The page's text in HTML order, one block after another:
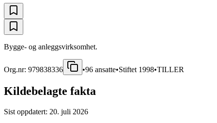
Bygge- og anleggsvirksomhet.
Org.nr: 979838336 •96 ansatte•Stiftet 1998•TILLER
Kildebelagte fakta
Sist oppdatert: 20. juli 2026